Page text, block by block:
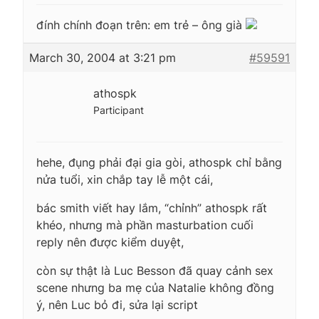
đính chính đoạn trên: em trẻ – ông già
March 30, 2004 at 3:21 pm #59591
athospk
Participant
hehe, đụng phải đại gia gòi, athospk chỉ bằng
nửa tuổi, xin chắp tay lễ một cái,
bác smith viết hay lắm, “chỉnh” athospk rất
khéo, nhưng mà phần masturbation cuối
reply nên được kiểm duyệt,
còn sự thật là Luc Besson đã quay cảnh sex
scene nhưng ba mẹ của Natalie không đồng
ý, nên Luc bỏ đi, sửa lại script